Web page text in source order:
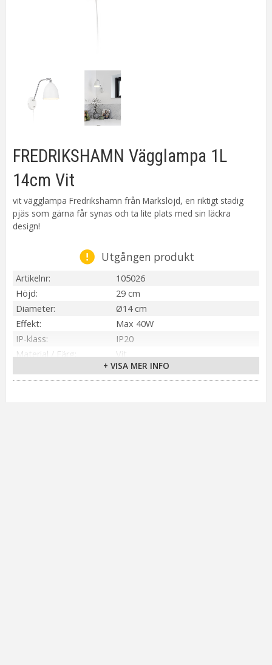
FREDRIKSHAMN Vägglampa 1L
14cm Vit
vit vägglampa Fredrikshamn från Markslöjd, en riktigt stadig
pjäs som gärna får synas och ta lite plats med sin läckra
design!
Utgången produkt
Artikelnr
105026
Höjd
29 cm
Diameter
Ø14 cm
Effekt
Max 40W
IP-klass
IP20
Material / Färg
Vit
Ingår ej
Sockel
E27
+ VISA MER INFO